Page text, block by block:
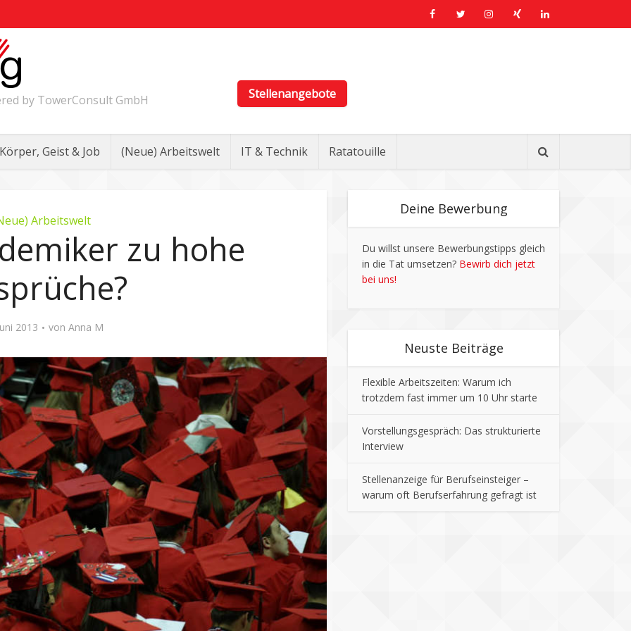
by TowerConsult GmbH
Körper, Geist & Job (Neue) Arbeitswelt IT & Technik Ratatouille
Stellenangebote
Arbeitswelt
zu hohe
2013 von Anna M
Deine Bewerbung
Du willst unsere Bewerbungstipps gleich
in die Tat umsetzen? Bewirb dich jetzt
bei uns!
Neuste Beiträge
Flexible Arbeitszeiten: Warum ich
trotzdem fast immer um 10 Uhr starte
Vorstellungsgespräch: Das strukturierte
Interview
Stellenanzeige für Berufseinsteiger –
warum oft Berufserfahrung gefragt ist